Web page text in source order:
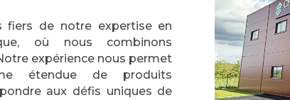
fiers de notre expertise en
où nous combinons
expérience nous permet
étendue de produits
aux défis uniques de